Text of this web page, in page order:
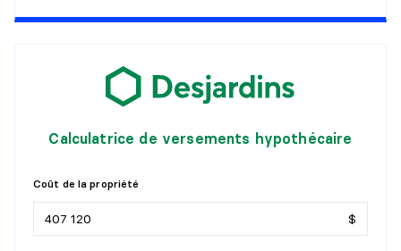
Détails :
SALLE DE BAINS
1er niveau/RDC
Dimensions :5'7" X 5'7"
Calculatrice de versements hypothécaire
Coût de la propriété
$